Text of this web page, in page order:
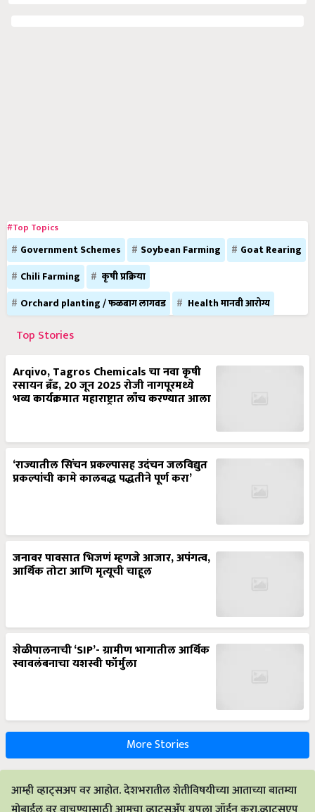
#Top Topics
Government Schemes Soybean Farming
Goat Rearing
Chili Farming
कृषी प्रक्रिया
Orchard planting / फळबाग लागवड
Health मानवी आरोग्य
Top Stories
Arqivo, Tagros Chemicals चा नवा कृषी
रसायन ब्रँड, 20 जून 2025 रोजी नागपूरमध्ये
भव्य कार्यक्रमात महाराष्ट्रात लाँच करण्यात आला
‘राज्यातील सिंचन प्रकल्पासह उदंचन जलविद्युत
प्रकल्पांची कामे कालबद्ध पद्धतीने पूर्ण करा’
जनावर पावसात भिजणं म्हणजे आजार, अपंगत्व,
आर्थिक तोटा आणि मृत्यूची चाहूल
शेळीपालनाची ‘SIP’- ग्रामीण भागातील आर्थिक
स्वावलंबनाचा यशस्वी फॉर्मुला
More Stories
आम्ही व्हाट्सअप वर आहोत. देशभरातील शेतीविषयीच्या आताच्या बातम्या